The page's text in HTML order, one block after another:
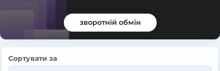
зворотній обмін
Сортувати за